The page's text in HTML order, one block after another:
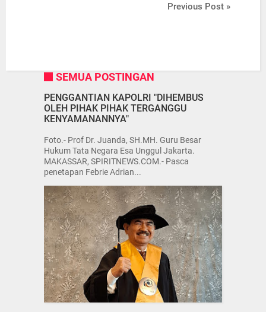
Previous Post »
SEMUA POSTINGAN
PENGGANTIAN KAPOLRI "DIHEMBUS
OLEH PIHAK PIHAK TERGANGGU
KENYAMANANNYA"
Foto.- Prof Dr. Juanda, SH.MH. Guru Besar
Hukum Tata Negara Esa Unggul Jakarta.
MAKASSAR, SPIRITNEWS.COM.- Pasca
penetapan Febrie Adrian...